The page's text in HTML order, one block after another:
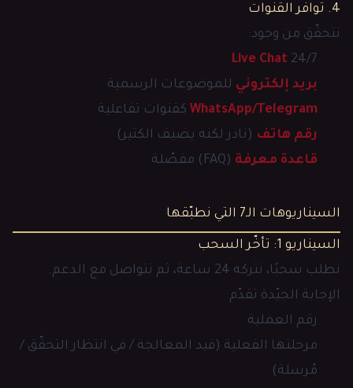
4. توافر القنوات
نتحقّق من وجود:
Live Chat 24/7
بريد إلكتروني للموضوعات الرسمية
WhatsApp/Telegram كقنوات تفاعلية
رقم هاتف (نادر لكنه يضيف الكثير)
قاعدة معرفة (FAQ) مفصّلة
السيناريوهات الـ7 التي نطبّقها
السيناريو 1: تأخّر السحب
نطلب سحبًا، نتركه 24 ساعة، ثم نتواصل مع الدعم.
الإجابة الجيّدة تقدّم:
رقم العملية
مرحلتها الفعلية (قيد المعالجة / في انتظار التحقّق /
مُرسلة)